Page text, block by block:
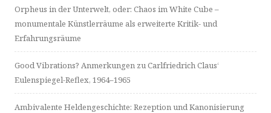
Orpheus in der Unterwelt, oder: Chaos im White Cube –
monumentale Künstlerräume als erweiterte Kritik- und
Erfahrungsräume
Good Vibrations? Anmerkungen zu Carlfriedrich Claus‘
Eulenspiegel-Reflex, 1964–1965
Ambivalente Heldengeschichte: Rezeption und Kanonisierung